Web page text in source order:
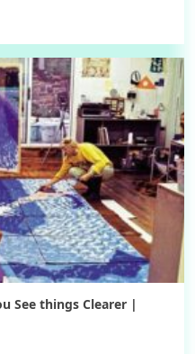
See things Clearer |